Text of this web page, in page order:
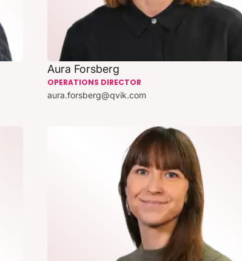
Aura Forsberg
OPERATIONS DIRECTOR
aura.forsberg@qvik.com